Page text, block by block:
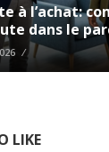
à l’achat:
dans le
LIKE